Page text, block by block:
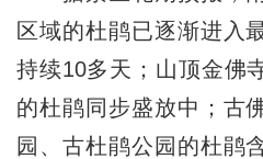
区域的杜鹃已逐渐进入
持续10多天；山顶金佛
的杜鹃同步盛放中；古
园、古杜鹃公园的杜鹃